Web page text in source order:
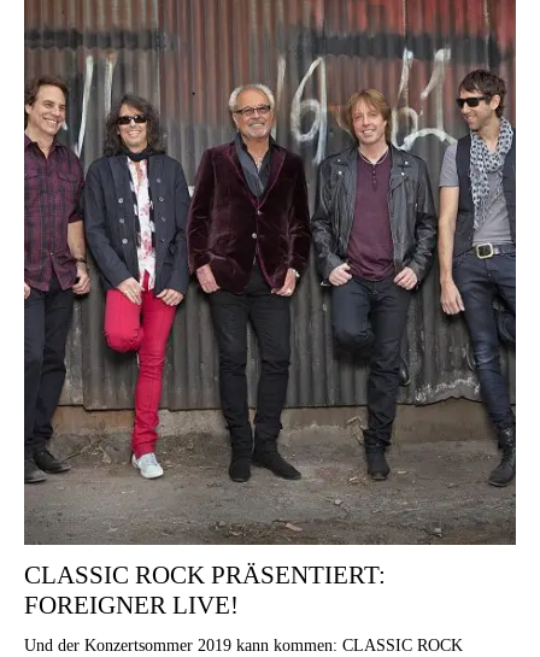
CLASSIC ROCK PRÄSENTIERT:
FOREIGNER LIVE!
Und der Konzertsommer 2019 kann kommen: CLASSIC ROCK